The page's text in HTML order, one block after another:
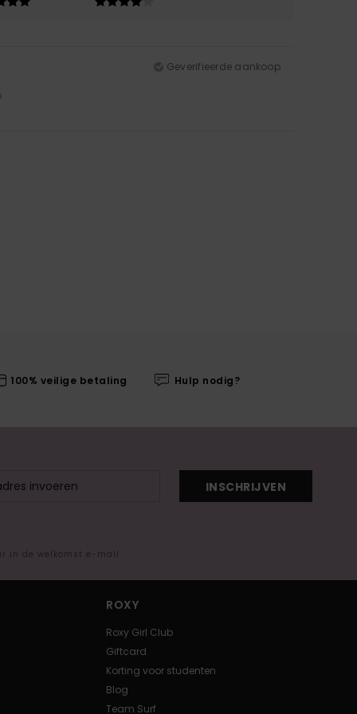
Geverifieerde aankoop
100% veilige betaling Hulp nodig?
INSCHRIJVEN
in de welkomst e-mail
ROXY
Roxy Girl Club
Giftcard
Korting voor studenten
Blog
Team Surf